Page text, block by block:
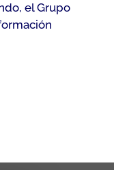
el Grupo